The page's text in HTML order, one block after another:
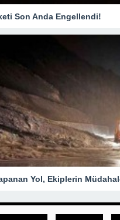
Son Anda Engellendi!
Yol, Ekiplerin